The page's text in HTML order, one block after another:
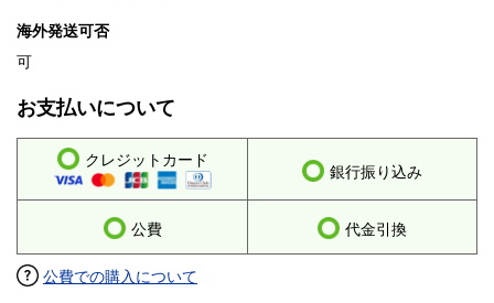
海外発送可否
可
お支払いについて
クレジットカード
銀行振り込み
公費 代金引換
公費での購入について